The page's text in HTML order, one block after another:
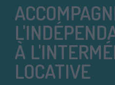
À
LOCATIVE